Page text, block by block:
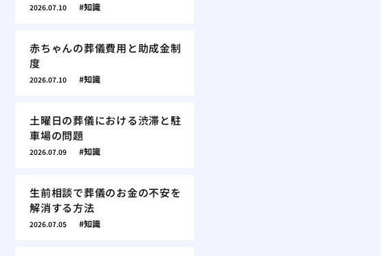
2026.07.10 知識
赤ちゃんの葬儀費用と助成金制
度
2026.07.10 知識
土曜日の葬儀における渋滞と駐
車場の問題
2026.07.09 知識
生前相談で葬儀のお金の不安を
解消する方法
2026.07.05 知識